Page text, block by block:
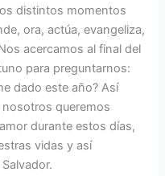
distintos momentos
ora, actúa, evangeliza,
acercamos al final del
para preguntarnos:
dado este año? Así
queremos
durante estos días,
vidas y así